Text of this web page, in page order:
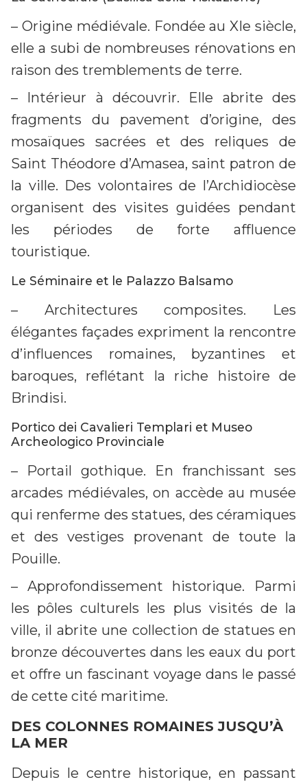
– Origine médiévale. Fondée au XIe siècle,
elle a subi de nombreuses rénovations en
raison des tremblements de terre.
– Intérieur à découvrir. Elle abrite des
fragments du pavement d’origine, des
mosaïques sacrées et des reliques de
Saint Théodore d’Amasea, saint patron de
la ville. Des volontaires de l’Archidiocèse
organisent des visites guidées pendant
les périodes de forte affluence
touristique.
Le Séminaire et le Palazzo Balsamo
– Architectures composites. Les
élégantes façades expriment la rencontre
d’influences romaines, byzantines et
baroques, reflétant la riche histoire de
Brindisi.
Portico dei Cavalieri Templari et Museo
Archeologico Provinciale
– Portail gothique. En franchissant ses
arcades médiévales, on accède au musée
qui renferme des statues, des céramiques
et des vestiges provenant de toute la
Pouille.
– Approfondissement historique. Parmi
les pôles culturels les plus visités de la
ville, il abrite une collection de statues en
bronze découvertes dans les eaux du port
et offre un fascinant voyage dans le passé
de cette cité maritime.
DES COLONNES ROMAINES JUSQU’À
LA MER
Depuis le centre historique, en passant